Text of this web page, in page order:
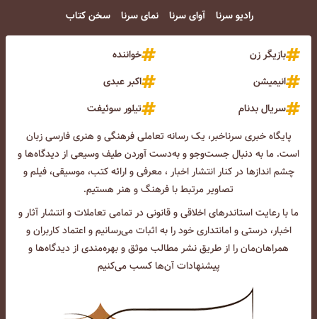
رادیو سرنا آوای سرنا نمای سرنا سخن کتاب
بازیگر زن
خواننده
انیمیشن
اکبر عبدی
سریال بدنام
تیلور سوئیفت
پایگاه خبری سرناخبر، یک رسانه تعاملی فرهنگی و هنری فارسی زبان
است. ما به دنبال جست‌و‌جو و به‌دست آوردن طیف وسیعی از دیدگاه‌ها و
چشم انداز‌ها در کنار انتشار اخبار ، معرفی و ارائه کتب، موسیقی، فیلم و
تصاویر مرتبط با فرهنگ و هنر هستیم.
ما با رعایت استاندرهای اخلاقی و قانونی در تمامی تعاملات و انتشار آثار و
اخبار، درستی و امانتداری خود را به اثبات می‌رسانیم و اعتماد کاربران و
همراهان‌مان را از طریق نشر مطالب موثق و بهره‌مندی از دیدگاه‌ها و
پیشنهادات آن‌ها کسب می‌کنیم